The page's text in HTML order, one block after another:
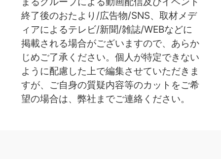
終了後のおたより/広告物/SNS、取材メデ
ィアによるテレビ/新聞/雑誌/WEBなどに
掲載される場合がございますので、あらか
じめご了承ください。個人が特定できない
ように配慮した上で編集させていただきま
すが、ご自身の質疑内容等のカットをご希
望の場合は、弊社までご連絡ください。